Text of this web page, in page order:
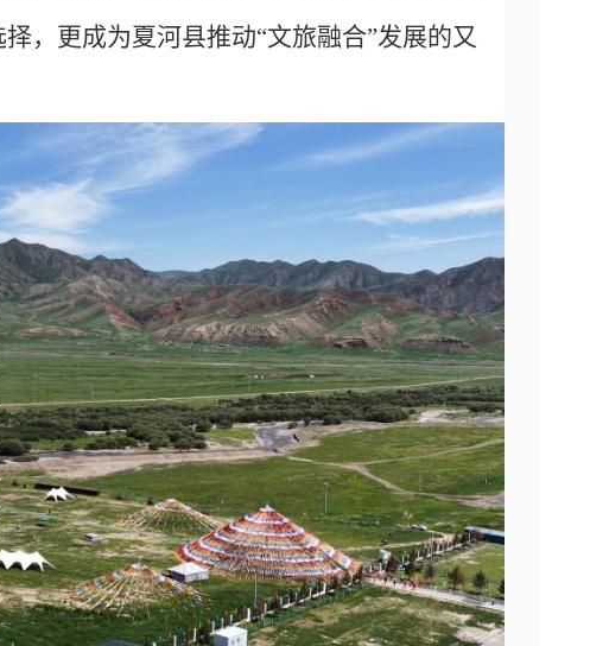
，更成为夏河县推动“文旅融合”发展的又